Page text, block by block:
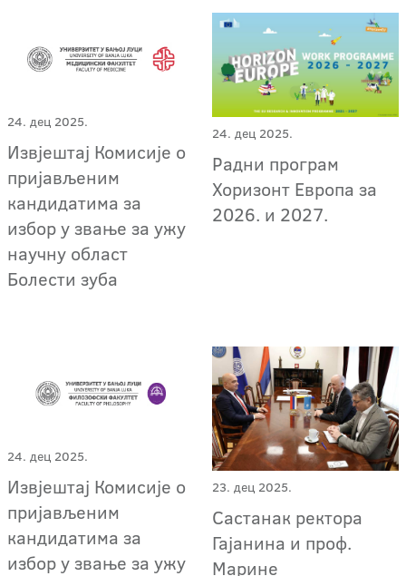
24. дец 2025.
Извјештај Комисије о
пријављеним
кандидатима за
избор у звање за ужу
научну област
Болести зуба
24. дец 2025.
Радни програм
Хоризонт Европа за
2026. и 2027.
24. дец 2025.
Извјештај Комисије о
пријављеним
кандидатима за
избор у звање за ужу
23. дец 2025.
Састанак ректора
Гајанина и проф.
Марине